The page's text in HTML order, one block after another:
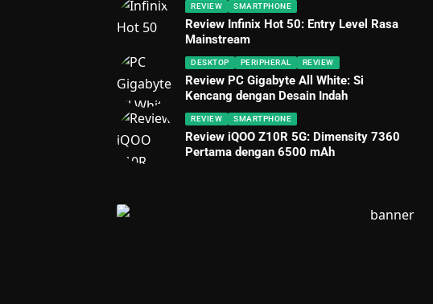
REVIEW SMARTPHONE
Review Infinix Hot 50: Entry Level Rasa
Mainstream
DESKTOP PERIPHERAL REVIEW
Review PC Gigabyte All White: Si
Kencang dengan Desain Indah
REVIEW SMARTPHONE
Review iQOO Z10R 5G: Dimensity 7360
Pertama dengan 6500 mAh